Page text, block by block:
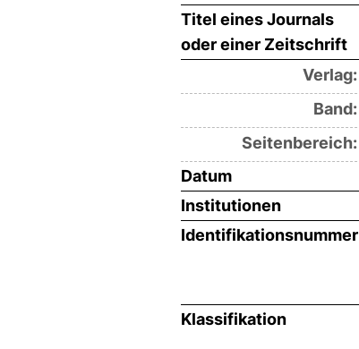
Titel eines Journals
oder einer Zeitschrift
Verlag:
Band:
Seitenbereich:
Datum
Institutionen
Identifikationsnummer
Klassifikation